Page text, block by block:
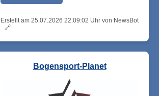
Erstellt am 25.07.2026 22:09:02 Uhr von NewsBot
🔗
Bogensport-Planet